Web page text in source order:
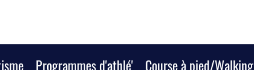
Programmes d'athlé' Course à pied/Walking